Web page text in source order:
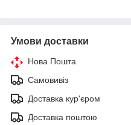
Умови доставки
Нова Пошта
Самовивіз
Доставка кур'єром
Доставка поштою